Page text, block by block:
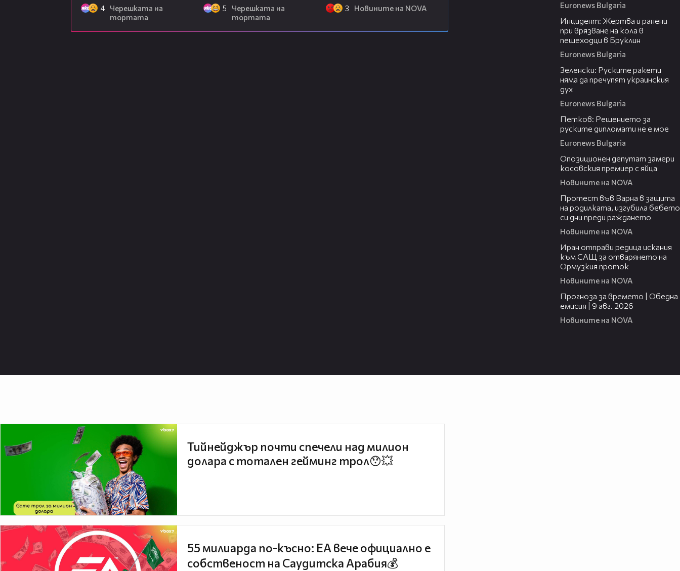
4
Черешката на
тортата
5
Черешката на
тортата
3 Новините на NOVA Euronews Bulgaria
Инцидент: Жертва и ранени
при врязване на кола в
пешеходци в Бруклин
Euronews Bulgaria
Зеленски: Руските ракети
няма да пречупят украинския
дух
Euronews Bulgaria
Петков: Решението за
руските дипломати не е мое
Euronews Bulgaria
Опозиционен депутат замери
косовския премиер с яйца
Новините на NOVA
Протест във Варна в защита
на родилката, изгубила бебето
си дни преди раждането
Новините на NOVA
Иран отправи редица искания
към САЩ за отварянето на
Ормузкия проток
Новините на NOVA
Прогноза за времето | Обедна
емисия | 9 авг. 2026
Новините на NOVA
Тийнейджър почти спечели над милион
долара с тотален гейминг трол😯💥
55 милиарда по-късно: EA вече официално е
собственост на Саудитска Арабия💰